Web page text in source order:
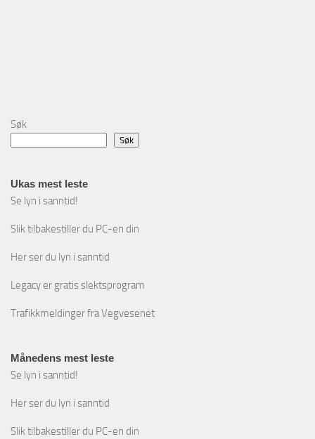
Søk
Søk
Ukas mest leste
Se lyn i sanntid!
Slik tilbakestiller du PC-en din
Her ser du lyn i sanntid
Legacy er gratis slektsprogram
Trafikkmeldinger fra Vegvesenet
Månedens mest leste
Se lyn i sanntid!
Her ser du lyn i sanntid
Slik tilbakestiller du PC-en din